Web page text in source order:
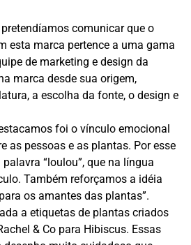
comunicar que o
esta marca pertence a uma gama
de marketing e design da
marca desde sua origem,
a escolha da fonte, o design e
foi o vínculo emocional
as pessoas e as plantas. Por esse
“loulou”, que na língua
Também reforçamos a idéia
os amantes das plantas”.
a etiquetas de plantas criados
& Co para Hibiscus. Essas